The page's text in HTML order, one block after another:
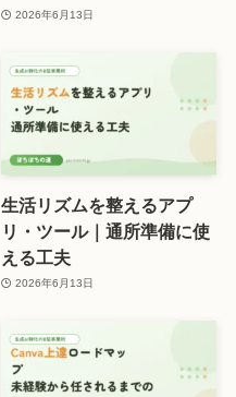
2026年6月13日
生活リズムを整えるアプ
リ・ツール｜通所準備に使
える工夫
2026年6月13日